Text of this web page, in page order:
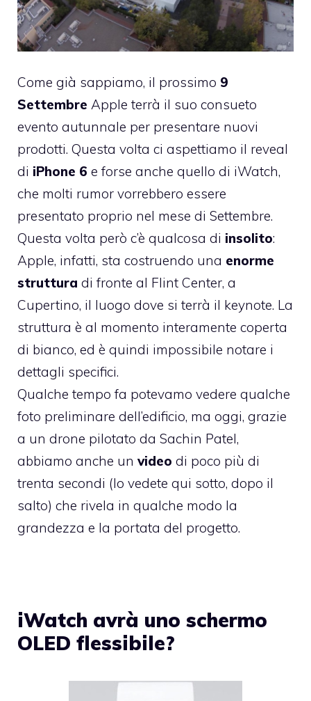
Come già sappiamo, il prossimo 9
Settembre Apple terrà il suo consueto
evento autunnale per presentare nuovi
prodotti. Questa volta ci aspettiamo il reveal
di iPhone 6 e forse anche quello di iWatch,
che molti rumor vorrebbero essere
presentato proprio nel mese di Settembre.
Questa volta però c’è qualcosa di insolito:
Apple, infatti, sta costruendo una enorme
struttura di fronte al Flint Center, a
Cupertino, il luogo dove si terrà il keynote. La
struttura è al momento interamente coperta
di bianco, ed è quindi impossibile notare i
dettagli specifici.
Qualche tempo fa potevamo vedere qualche
foto preliminare dell’edificio, ma oggi, grazie
a un drone pilotato da Sachin Patel,
abbiamo anche un video di poco più di
trenta secondi (lo vedete qui sotto, dopo il
salto) che rivela in qualche modo la
grandezza e la portata del progetto.
iWatch avrà uno schermo
OLED flessibile?